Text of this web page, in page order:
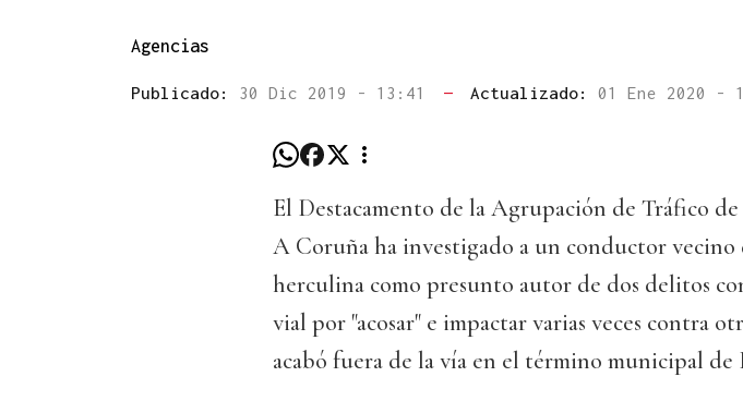
Agencias
Publicado: 30 Dic 2019 - 13:41 — Actualizado: 01 Ene 2020 -
El Destacamento de la Agrupación de Tráfico
A Coruña ha investigado a un conductor vecino
herculina como presunto autor de dos delitos
vial por "acosar" e impactar varias veces contra
acabó fuera de la vía en el término municipal de